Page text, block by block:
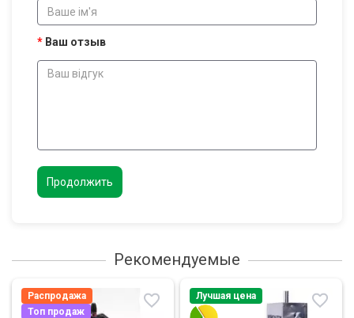
Ваш отзыв
Продолжить
Рекомендуемые
Распродажа
Топ продаж
Лучшая цена